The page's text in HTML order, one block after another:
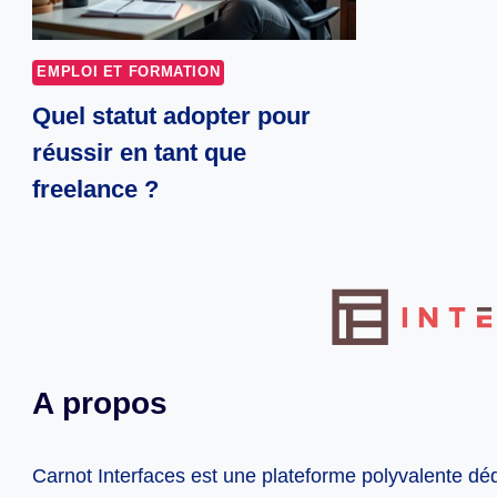
EMPLOI ET FORMATION
Quel statut adopter pour
réussir en tant que
freelance ?
A propos
Carnot Interfaces est une plateforme polyvalente